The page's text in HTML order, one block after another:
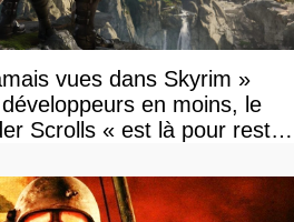
vues dans Skyrim »
en moins, le
Scrolls « est là pour rester